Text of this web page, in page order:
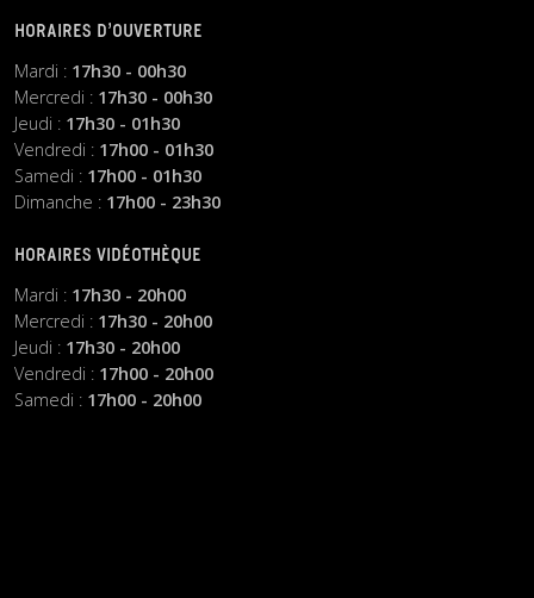
HORAIRES D’OUVERTURE
Mardi : 17h30 - 00h30
Mercredi : 17h30 - 00h30
Jeudi : 17h30 - 01h30
Vendredi : 17h00 - 01h30
Samedi : 17h00 - 01h30
Dimanche : 17h00 - 23h30
HORAIRES VIDÉOTHÈQUE
Mardi : 17h30 - 20h00
Mercredi : 17h30 - 20h00
Jeudi : 17h30 - 20h00
Vendredi : 17h00 - 20h00
Samedi : 17h00 - 20h00